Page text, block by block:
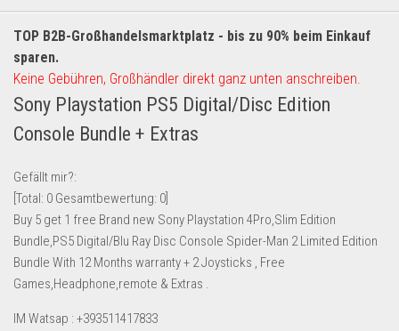
Handy und Smartphone
Kosmetik & Pflege
Lebensmittel & Getränke
Multimedia & Elektro
Münzen
Spielzeug & Games
Schuhe & Accessoires
Sport & Freizeit
Uhren & Schmuck
Wohnen & Einrichten
TOP B2B-Großhandelsmarktplatz - bis zu 90% beim Einkauf
sparen.
Keine Gebühren, Großhändler direkt ganz unten anschreiben.
Sony Playstation PS5 Digital/Disc Edition
Console Bundle + Extras
Gefällt mir?:
[Total: 0 Gesamtbewertung: 0
Buy 5 get 1 free Brand new Sony Playstation 4Pro,Slim Edition
Bundle,PS5 Digital/Blu Ray Disc Console Spider-Man 2 Limited Edition
Bundle With 12 Months warranty + 2 Joysticks , Free
Games,Headphone,remote & Extras .
IM Watsap : +393511417833